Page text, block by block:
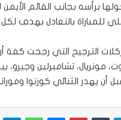
برأسه بجانب القائم
للمباراة بالتعادل بهدف
الترجيح التي رجحت كفة
مونريال، تشامبرلين وجيرو،
يهدر الثنائي كورتوا